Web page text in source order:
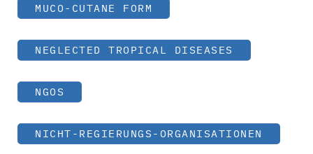
MUCO-CUTANE FORM
NEGLECTED TROPICAL DISEASES
NGOS
NICHT-REGIERUNGS-ORGANISATIONEN